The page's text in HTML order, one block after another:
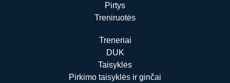
Pirtys
Treniruotės
Treneriai
DUK
Taisyklės
Pirkimo taisyklės ir ginčai